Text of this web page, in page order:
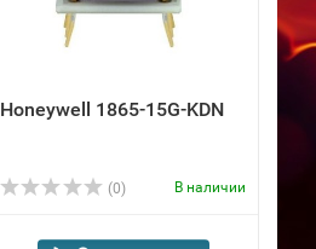
Honeywell 1865-15G-KDN
(0) В наличии